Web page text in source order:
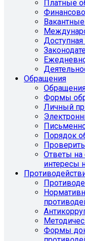
Платные
Доступная
Обращения
Формы
Личный
Порядок
Ответы на
интересы
Формы